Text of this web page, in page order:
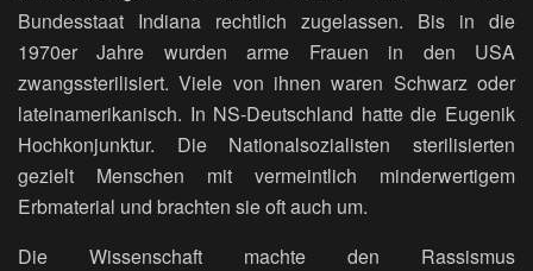
Bundesstaat Indiana rechtlich zugelassen. Bis in die
1970er Jahre wurden arme Frauen in den USA
zwangssterilisiert. Viele von ihnen waren Schwarz oder
lateinamerikanisch. In NS-Deutschland hatte die Eugenik
Hochkonjunktur. Die Nationalsozialisten sterilisierten
gezielt Menschen mit vermeintlich minderwertigem
Erbmaterial und brachten sie oft auch um.
Die Wissenschaft machte den Rassismus